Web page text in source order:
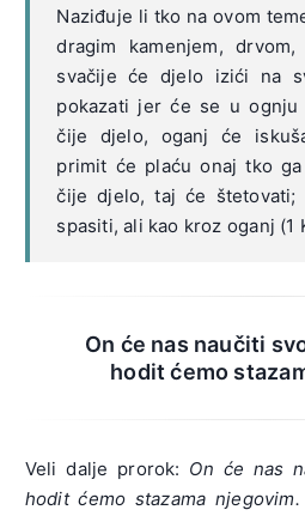
Naziđuje li tko na ovom
dragim kamenjem,
svačije će djelo izići na
pokazati jer će se u
čije djelo, oganj će
primit će plaću onaj tko
čije djelo, taj će štetovati;
spasiti, ali kao kroz oganj (1
On će nas naučiti
hodit ćemo
Veli dalje prorok: On će nas
hodit ćemo stazama